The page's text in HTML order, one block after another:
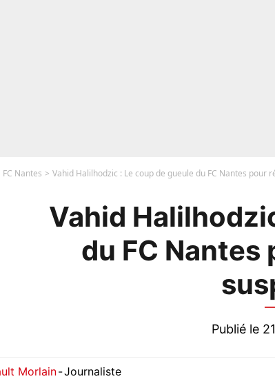
FC Nantes Vahid Halilhodzic : Le coup de gueule du FC Nantes pour
Vahid
du FC Nantes
Publié le
Morlain-Journaliste